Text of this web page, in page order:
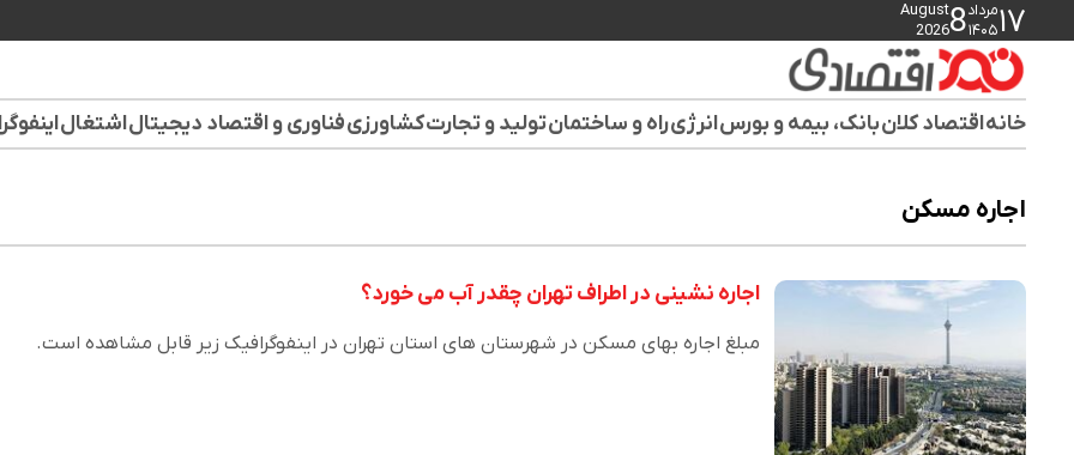
۱۷مرداد
۱۴۰۵8
August
2026
خانهاقتصاد کلانبانک، بیمه و بورسانرژیراه و ساختمانتولید و تجارتکشاورزیفناوری و اقتصاد دیجیتالاشتغال
اجاره مسکن
اجاره نشینی در اطراف تهران چقدر آب می خورد؟
مبلغ اجاره بهای مسکن در شهرستان های استان تهران در اینفوگرافیک زیر قابل مشاهده است.